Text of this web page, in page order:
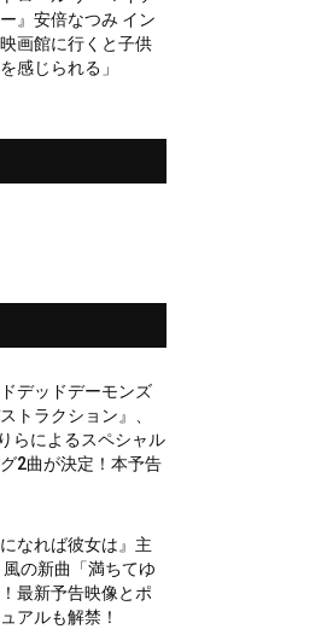
』安倍なつみ イン
画館に行くと子供
感じられる」
デッドデーモンズ
トラクション』、
らによるスペシャル
2曲が決定！本予告
なれば彼女は』主
の新曲「満ちてゆ
最新予告映像とポ
アルも解禁！